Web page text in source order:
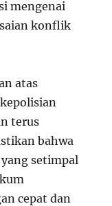
mengenai
konflik
atas
terus
bahwa
setimpal
cepat dan